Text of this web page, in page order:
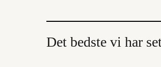
Det bedste vi har